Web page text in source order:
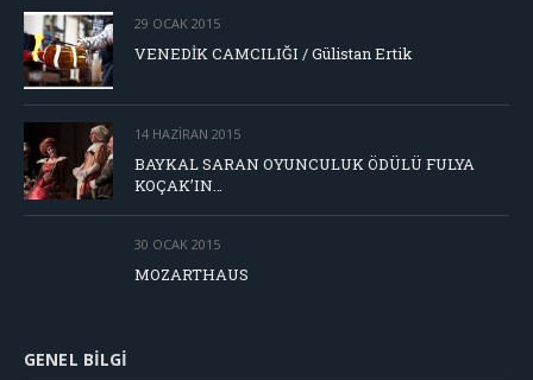
29 OCAK 2015
VENEDİK CAMCILIĞI / Gülistan Ertik
14 HAZIRAN 2015
BAYKAL SARAN OYUNCULUK ÖDÜLÜ FULYA
KOÇAK’IN…
30 OCAK 2015
MOZARTHAUS
GENEL BILGI